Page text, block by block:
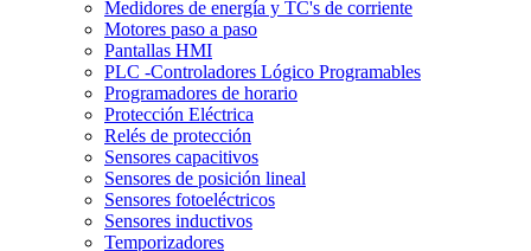
Medidores de energía y TC's de corriente
Motores paso a paso
Pantallas HMI
PLC -Controladores Lógico Programables
Programadores de horario
Protección Eléctrica
Relés de protección
Sensores capacitivos
Sensores de posición lineal
Sensores fotoeléctricos
Sensores inductivos
Temporizadores